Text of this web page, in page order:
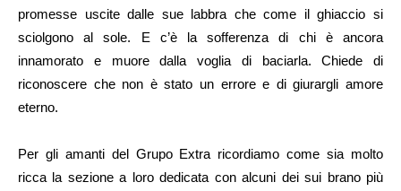
promesse uscite dalle sue labbra che come il ghiaccio si
sciolgono al sole. E c’è la sofferenza di chi è ancora
innamorato e muore dalla voglia di baciarla. Chiede di
riconoscere che non è stato un errore e di giurargli amore
eterno.
Per gli amanti del Grupo Extra ricordiamo come sia molto
ricca la sezione a loro dedicata con alcuni dei sui brano più